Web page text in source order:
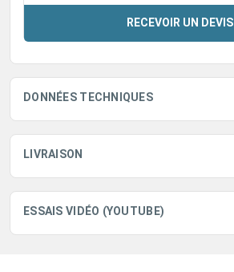
RECEVOIR UN DEVIS
DONNÉES TECHNIQUES
LIVRAISON
ESSAIS VIDÉO (YOUTUBE)